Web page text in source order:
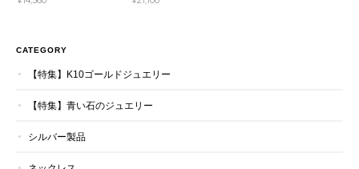
CATEGORY
【特集】K10ゴールドジュエリー
【特集】青い石のジュエリー
シルバー製品